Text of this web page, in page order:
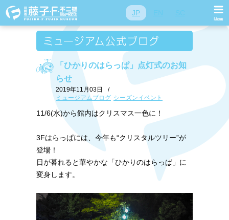
JP
「ひかりのはらっぱ」点灯式のお知
らせ
2019年11月03日
/
ミュージアムブログ シーズンイベント
11/6(水)から館内はクリスマス一色に！
3Fはらっぱには、今年も“クリスタルツリー”が
登場！
日が暮れると華やかな「ひかりのはらっぱ」に
変身します。